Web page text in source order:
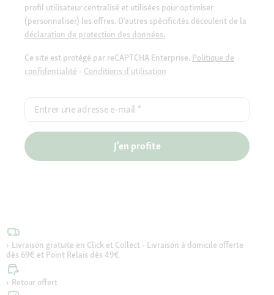
profil utilisateur centralisé et utilisées pour optimiser
(personnaliser) les offres. D’autres spécificités découlent de la
déclaration de protection des données.
Ce site est protégé par reCAPTCHA Enterprise. Politique de
confidentialité - Conditions d'utilisation
Entrer une adresse e-mail *
J'en profite
Livraison gratuite en Click et Collect - Livraison à domicile offerte
dès 69€ et Point Relais dès 49€
Retour offert